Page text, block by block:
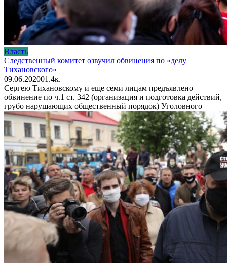
Власть
Следственный комитет озвучил обвинения по «делу
Тихановского»
09.06.202001.4к.
Сергею Тихановскому и еще семи лицам предъявлено
обвинение по ч.1 ст. 342 (организация и подготовка действий,
грубо нарушающих общественный порядок) Уголовного